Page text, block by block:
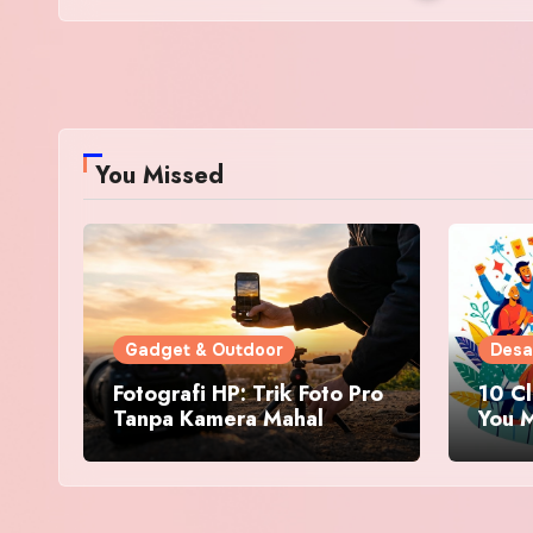
You Missed
Gadget & Outdoor
Fotografi HP: Trik Foto Pro
Tanpa Kamera Mahal
10
You